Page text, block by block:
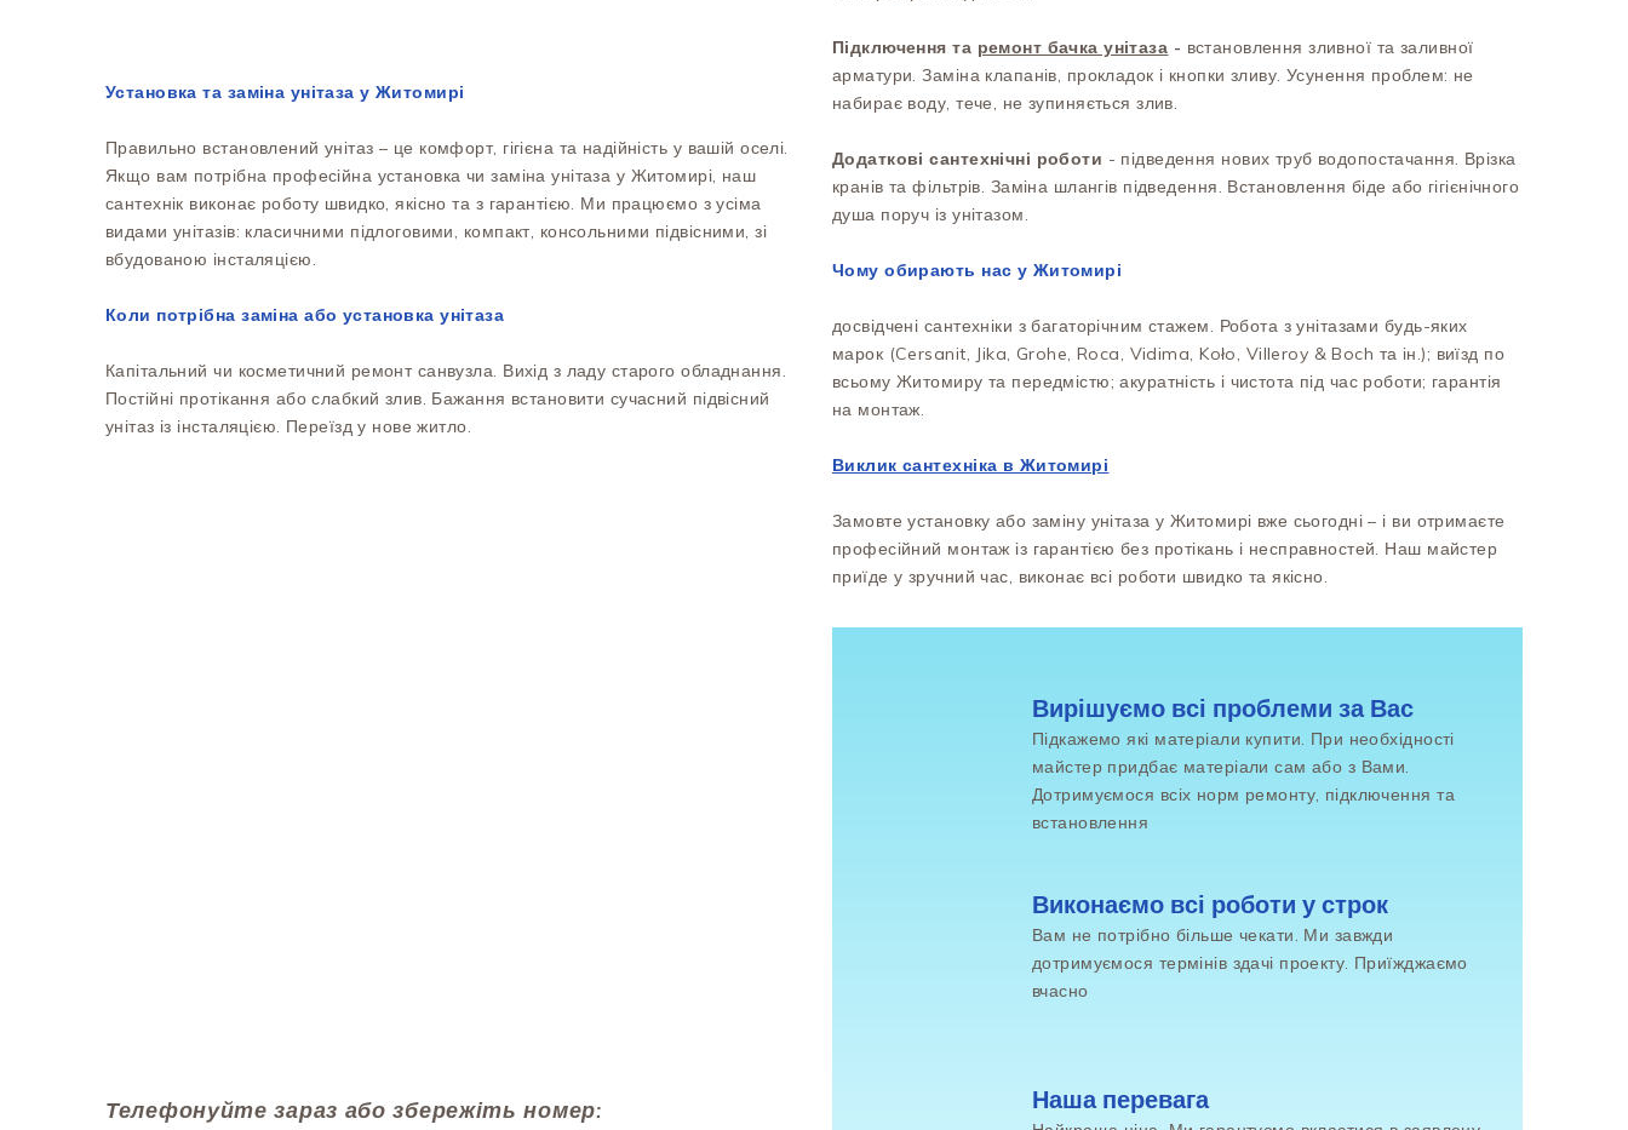
Установка та заміна унітаза у Житомирі
Правильно встановлений унітаз – це комфорт, гігієна та надійність у вашій оселі.
Якщо вам потрібна професійна установка чи заміна унітаза у Житомирі, наш
сантехнік виконає роботу швидко, якісно та з гарантією. Ми працюємо з усіма
видами унітазів: класичними підлоговими, компакт, консольними підвісними, зі
вбудованою інсталяцією.
Коли потрібна заміна або установка унітаза
Капітальний чи косметичний ремонт санвузла. Вихід з ладу старого обладнання.
Постійні протікання або слабкий злив. Бажання встановити сучасний підвісний
унітаз із інсталяцією. Переїзд у нове житло.
Підключення та ремонт бачка унітаза - встановлення зливної та заливної
арматури. Заміна клапанів, прокладок і кнопки зливу. Усунення проблем: не
набирає воду, тече, не зупиняється злив.
Додаткові сантехнічні роботи - підведення нових труб водопостачання. Врізка
кранів та фільтрів. Заміна шлангів підведення. Встановлення біде або гігієнічного
душа поруч із унітазом.
Чому обирають нас у Житомирі
досвідчені сантехніки з багаторічним стажем. Робота з унітазами будь-яких
марок (Cersanit, Jika, Grohe, Roca, Vidima, Koło, Villeroy & Boch та ін.); виїзд по
всьому Житомиру та передмістю; акуратність і чистота під час роботи; гарантія
на монтаж.
Виклик сантехніка в Житомирі
Замовте установку або заміну унітаза у Житомирі вже сьогодні – і ви отримаєте
професійний монтаж із гарантією без протікань і несправностей. Наш майстер
приїде у зручний час, виконає всі роботи швидко та якісно.
Телефонуйте зараз або збережіть номер:
Вирішуємо всі проблеми за Вас
Підкажемо які матеріали купити. При необхідності
майстер придбає матеріали сам або з Вами.
Дотримуємося всіх норм ремонту, підключення та
встановлення
Виконаємо всі роботи у строк
Вам не потрібно більше чекати. Ми завжди
дотримуємося термінів здачі проекту. Приїжджаємо
вчасно
Наша перевага